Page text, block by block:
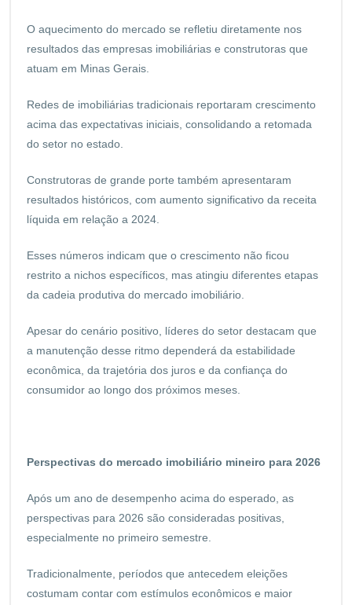
O aquecimento do mercado se refletiu diretamente nos
resultados das empresas imobiliárias e construtoras que
atuam em Minas Gerais.
Redes de imobiliárias tradicionais reportaram crescimento
acima das expectativas iniciais, consolidando a retomada
do setor no estado.
Construtoras de grande porte também apresentaram
resultados históricos, com aumento significativo da receita
líquida em relação a 2024.
Esses números indicam que o crescimento não ficou
restrito a nichos específicos, mas atingiu diferentes etapas
da cadeia produtiva do mercado imobiliário.
Apesar do cenário positivo, líderes do setor destacam que
a manutenção desse ritmo dependerá da estabilidade
econômica, da trajetória dos juros e da confiança do
consumidor ao longo dos próximos meses.
Perspectivas do mercado imobiliário mineiro para 2026
Após um ano de desempenho acima do esperado, as
perspectivas para 2026 são consideradas positivas,
especialmente no primeiro semestre.
Tradicionalmente, períodos que antecedem eleições
costumam contar com estímulos econômicos e maior